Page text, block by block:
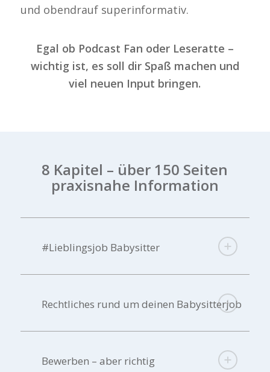
und obendrauf superinformativ.
Egal ob Podcast Fan oder Leseratte –
wichtig ist, es soll dir Spaß machen und
viel neuen Input bringen.
8 Kapitel – über 150 Seiten
praxisnahe Information
#Lieblingsjob Babysitter
Rechtliches rund um deinen Babysitterjob
Bewerben – aber richtig